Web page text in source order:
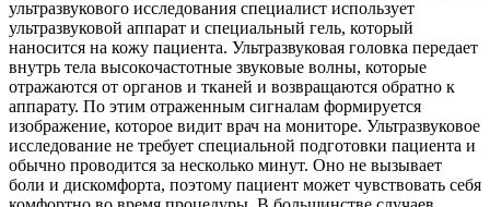
ультразвукового исследования специалист использует
ультразвуковой аппарат и специальный гель, который
наносится на кожу пациента. Ультразвуковая головка передает
внутрь тела высокочастотные звуковые волны, которые
отражаются от органов и тканей и возвращаются обратно к
аппарату. По этим отраженным сигналам формируется
изображение, которое видит врач на мониторе. Ультразвуковое
исследование не требует специальной подготовки пациента и
обычно проводится за несколько минут. Оно не вызывает
боли и дискомфорта, поэтому пациент может чувствовать себя